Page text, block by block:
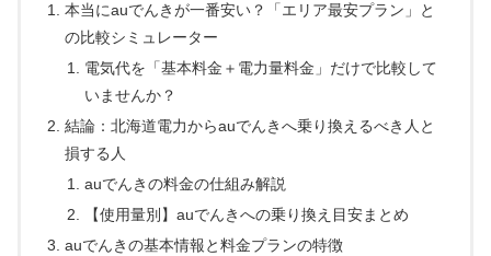
本当にauでんきが一番安い？「エリア最安プラン」と
の比較シミュレーター
電気代を「基本料金＋電力量料金」だけで比較して
いませんか？
結論：北海道電力からauでんきへ乗り換えるべき人と
損する人
auでんきの料金の仕組み解説
【使用量別】auでんきへの乗り換え目安まとめ
auでんきの基本情報と料金プランの特徴